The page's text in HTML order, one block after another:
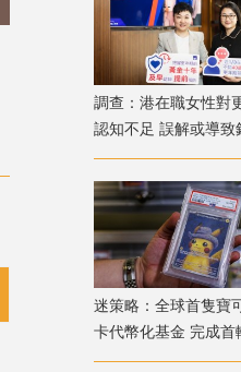
調查：港在職女性對
認知不足 誤解或導致
「黃金預防期」
迷策略：全球首隻寶
卡代幣化基金 完成首
兼獲超購